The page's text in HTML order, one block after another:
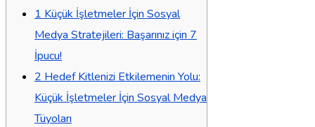
1 Küçük İşletmeler İçin Sosyal
Medya Stratejileri: Başarınız için 7
İpucu!
2 Hedef Kitlenizi Etkilemenin Yolu:
Küçük İşletmeler İçin Sosyal Medya
Tüyoları